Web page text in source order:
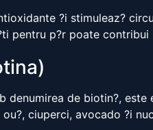
?i stimuleaz?
pentru p?r poate
denumirea de biotin?,
ciuperci, avocado ?i